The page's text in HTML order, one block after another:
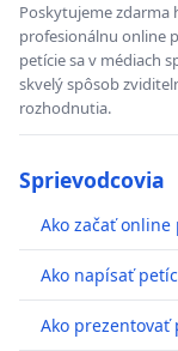
Poskytujeme
profesionálnu online
petície sa v médiach
skvelý spôsob
rozhodnutia.
Sprievodcovia
Ako začať online
Ako napísať
Ako prezentovať